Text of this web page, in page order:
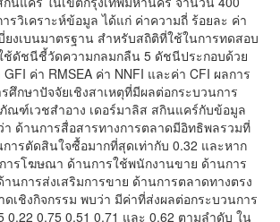
รวิเคราะห์ข้อมูล ได้แก่ ค่าความถี่ ร้อยละ ค่า
ยงเบนมาตรฐาน สำหรับสถิติที่ใช้ในการทดสอบ
ช้ดัชนีชี้วัดความกลมกลืน 5 ดัชนีประกอบด้วย
ค่า RMSEA ค่า NNFI และค่า CFI ผลการ
ศึกษาปัจจัยเชิงสาเหตุที่มีผลต่อกระบวนการ
ณฑ์เวชสำอาง เดอร์มาลิส สกินแคร์กับข้อมูล
า ด้านการสื่อสารทางการตลาดมีอิทธิพลรวมที่
ารตัดสินใจซื้อมากที่สุดเท่ากับ 0.32 และหาก
ารโฆษณา ด้านการใช้พนักงานขาย ด้านการ
นการส่งเสริมการขาย ด้านการตลาดทางตรง
เชิงกิจกรรม พบว่า มีค่าที่ส่งผลต่อกระบวนการ
0.22 0.75 0.51 0.71 และ 0.62 ตามลำดับ ใน